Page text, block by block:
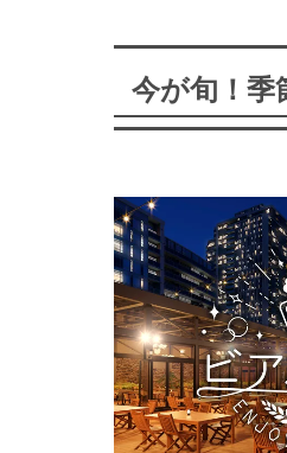
今が旬！